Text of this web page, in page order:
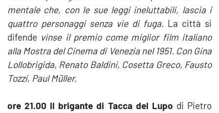
mentale che, con le sue leggi ineluttabili, lascia i
quattro personaggi senza vie di fuga. La città si
difende vinse il premio come miglior film italiano
alla Mostra del Cinema di Venezia nel 1951. Con Gina
Lollobrigida, Renato Baldini, Cosetta Greco, Fausto
Tozzi, Paul Müller.
ore 21.00 Il brigante di Tacca del Lupo di Pietro